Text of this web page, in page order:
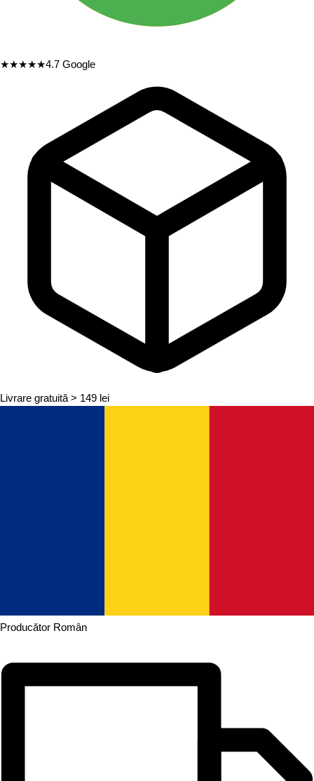
★★★★★4.7 Google
Livrare gratuită > 149 lei
Producător Român